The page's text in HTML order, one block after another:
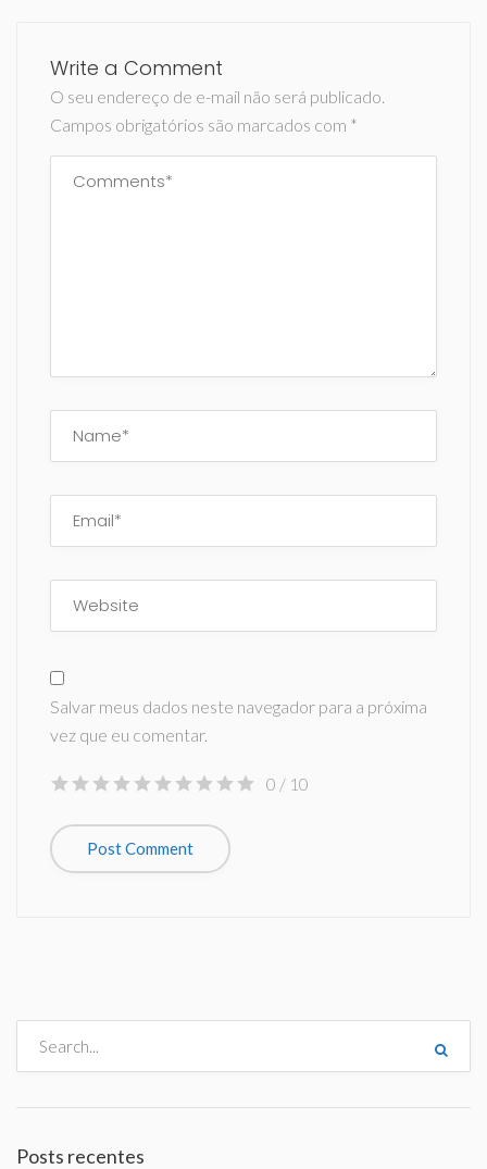
Write a Comment
O seu endereço de e-mail não será publicado.
Campos obrigatórios são marcados com *
Salvar meus dados neste navegador para a próxima
vez que eu comentar.
0 / 10
Posts recentes